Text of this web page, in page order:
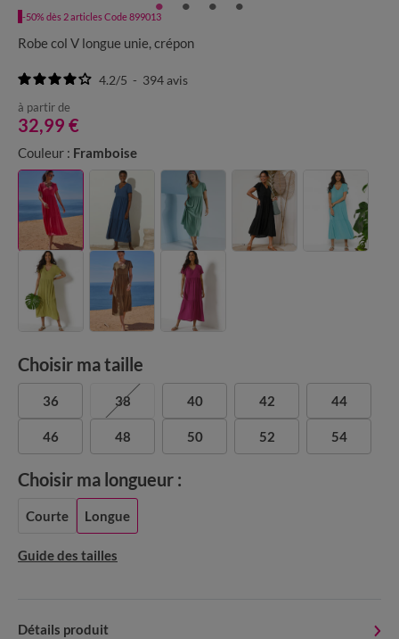
-50% dès 2 articles Code 899013
Robe col V longue unie, crépon
4.2/5 - 394avis
à partir de
32,99 €
Couleur : Framboise
Choisir ma taille
36 38 40 42 44
46 48 50 52 54
Guide des tailles
Choisir ma longueur :
Courte Longue
Détails produit